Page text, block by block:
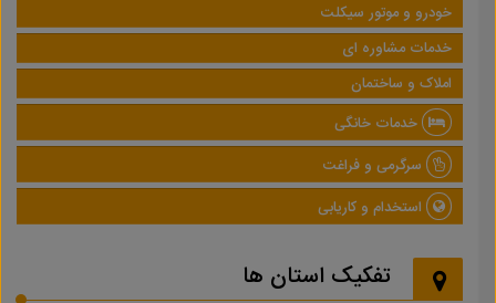
خودرو و موتور سیکلت
خدمات مشاوره ای
املاک و ساختمان
خدمات خانگی
سرگرمی و فراغت
استخدام و کاریابی
تفکیک استان ها